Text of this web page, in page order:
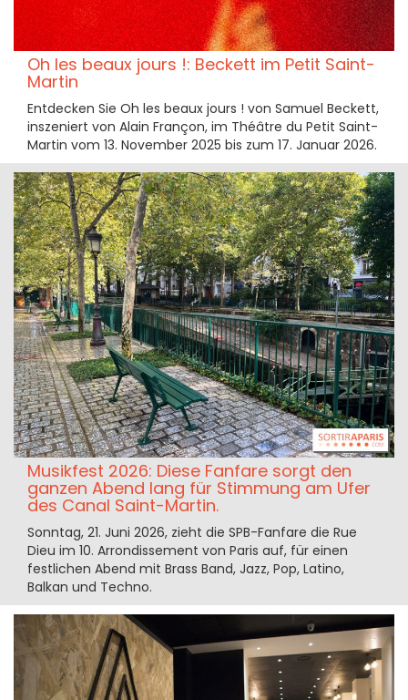
Oh les beaux jours !: Beckett im Petit Saint-
Martin
Entdecken Sie Oh les beaux jours ! von Samuel Beckett,
inszeniert von Alain Françon, im Théâtre du Petit Saint-
Martin vom 13. November 2025 bis zum 17. Januar 2026.
Musikfest 2026: Diese Fanfare sorgt den
ganzen Abend lang für Stimmung am Ufer
des Canal Saint-Martin.
Sonntag, 21. Juni 2026, zieht die SPB-Fanfare die Rue
Dieu im 10. Arrondissement von Paris auf, für einen
festlichen Abend mit Brass Band, Jazz, Pop, Latino,
Balkan und Techno.